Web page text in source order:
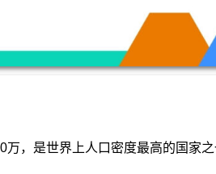
，是世界上人口密度最高的国家